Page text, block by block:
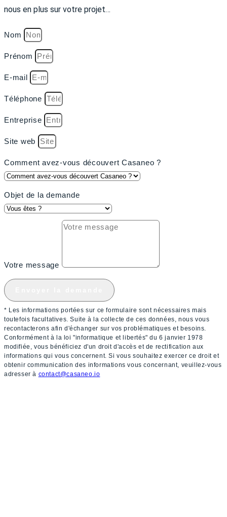
nous en plus sur votre projet…
Nom
Prénom
E-mail
Téléphone
Entreprise
Site web
Comment avez-vous découvert Casaneo ?
Objet de la demande
Votre message
* Les informations portées sur ce formulaire sont nécessaires mais
toutefois facultatives. Suite à la collecte de ces données, nous vous
recontacterons afin d'échanger sur vos problématiques et besoins.
Conformément à la loi "informatique et libertés" du 6 janvier 1978
modifiée, vous bénéficiez d'un droit d'accès et de rectification aux
informations qui vous concernent. Si vous souhaitez exercer ce droit et
obtenir communication des informations vous concernant, veuillez-vous
adresser à contact@casaneo.io